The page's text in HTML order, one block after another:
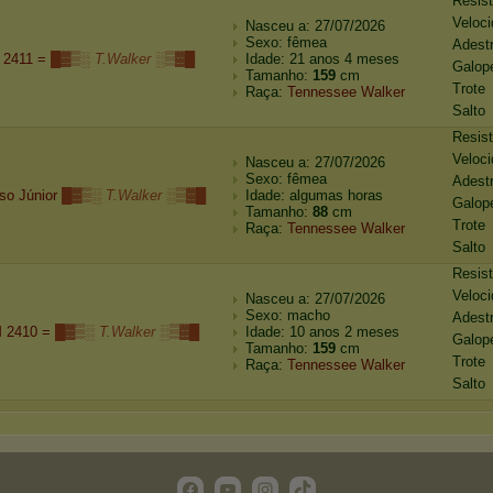
= █▓▒░ T.Walker ░▒▓█
Nasceu a: 27/07/2026
Sexo: fêmea
Idade: 21 anos 4 meses
Tamanho: 159 cm
Raça: Tennessee Walker
Trote
Salto
Júnior █▓▒░ T.Walker ░▒▓█
Nasceu a: 27/07/2026
Sexo: fêmea
Idade: algumas horas
Tamanho: 88 cm
Raça: Tennessee Walker
Trote
Salto
2410 = █▓▒░ T.Walker ░▒▓█
Nasceu a: 27/07/2026
Sexo: macho
Idade: 10 anos 2 meses
Tamanho: 159 cm
Raça: Tennessee Walker
Trote
Salto